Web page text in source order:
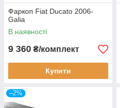
Фаркоп Fiat Ducato 2006-
Galia
В наявності
9 360 ₴/комплект
Купити
–2%